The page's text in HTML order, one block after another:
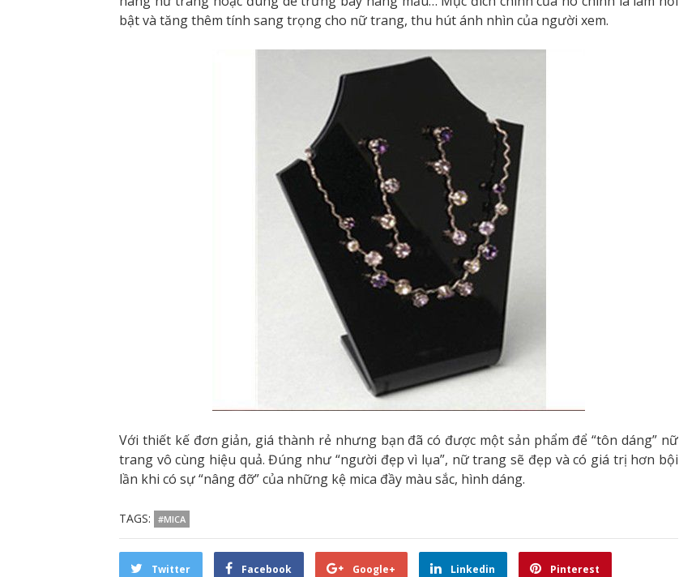
bật và tăng thêm tính sang trọng cho nữ trang, thu hút ánh nhìn của người xem.
Với thiết kế đơn giản, giá thành rẻ nhưng bạn đã có được một sản phẩm để “tôn dáng” nữ
trang vô cùng hiệu quả. Đúng như “người đẹp vì lụa”, nữ trang sẽ đẹp và có giá trị hơn bội
lần khi có sự “nâng đỡ” của những kệ mica đầy màu sắc, hình dáng.
TAGS: #MICA
Twitter Facebook Google+ Linkedin Pinterest